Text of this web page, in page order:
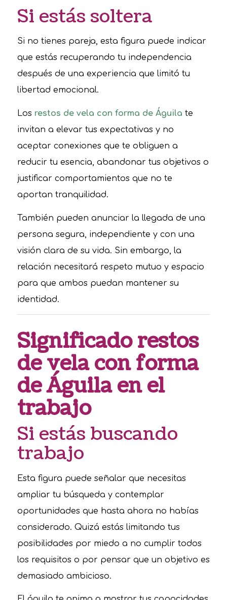
Si estás soltera
Si no tienes pareja, esta figura puede indicar
que estás recuperando tu independencia
después de una experiencia que limitó tu
libertad emocional.
Los restos de vela con forma de Águila te
invitan a elevar tus expectativas y no
aceptar conexiones que te obliguen a
reducir tu esencia, abandonar tus objetivos o
justificar comportamientos que no te
aportan tranquilidad.
También pueden anunciar la llegada de una
persona segura, independiente y con una
visión clara de su vida. Sin embargo, la
relación necesitará respeto mutuo y espacio
para que ambos puedan mantener su
identidad.
Significado restos
de vela con forma
de Águila en el
trabajo
Si estás buscando
trabajo
Esta figura puede señalar que necesitas
ampliar tu búsqueda y contemplar
oportunidades que hasta ahora no habías
considerado. Quizá estás limitando tus
posibilidades por miedo a no cumplir todos
los requisitos o por pensar que un objetivo es
demasiado ambicioso.